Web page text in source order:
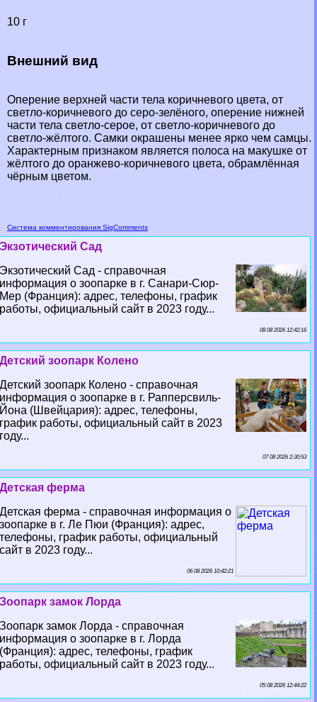
10 г
Внешний вид
Оперение верхней части тела коричневого цвета, от
светло-коричневого до серо-зелёного, оперение нижней
части тела светло-серое, от светло-коричневого до
светло-жёлтого. Самки окрашены менее ярко чем самцы.
Хаpaктерным признаком является полоса на макушке от
жёлтого до оранжево-коричневого цвета, обрамлённая
чёрным цветом.
Система комментирования SigComments
Экзотический Сад
Экзотический Сад - справочная
информация о зоопарке в г. Санари-Сюр-
Мер (Франция): адрес, телефоны, график
работы, официальный сайт в 2023 году...
08 08 2026 12:42:16
Детский зоопарк Колено
Детский зоопарк Колено - справочная
информация о зоопарке в г. Рапперсвиль-
Йона (Швейцария): адрес, телефоны,
график работы, официальный сайт в 2023
году...
07 08 2026 2:30:53
Детская ферма
Детская ферма - справочная информация о
зоопарке в г. Ле Пюи (Франция): адрес,
телефоны, график работы, официальный
сайт в 2023 году...
06 08 2026 10:42:21
Зоопарк замок Лорда
Зоопарк замок Лорда - справочная
информация о зоопарке в г. Лорда
(Франция): адрес, телефоны, график
работы, официальный сайт в 2023 году...
05 08 2026 12:44:22